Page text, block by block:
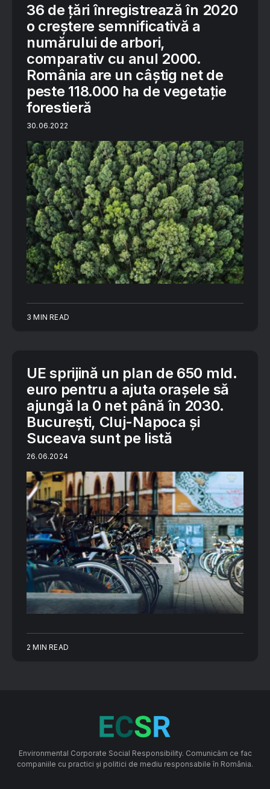
36 de țări înregistrează în 2020
o creștere semnificativă a
numărului de arbori,
comparativ cu anul 2000.
România are un câștig net de
peste 118.000 ha de vegetație
forestieră
30.06.2022
3 MIN READ
UE sprijină un plan de 650 mld.
euro pentru a ajuta orașele să
ajungă la 0 net până în 2030.
București, Cluj-Napoca și
Suceava sunt pe listă
26.06.2024
2 MIN READ
Environmental Corporate Social Responsibility. Comunicăm ce fac
companiile cu practici și politici de mediu responsabile în România.